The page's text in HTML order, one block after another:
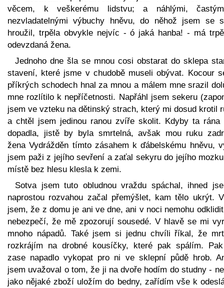
věcem, k veškerému lidstvu; a náhlými,
nezvladatelnými výbuchy hněvu, do něhož jsem se
hroužil, trpěla obvykle nejvíc - ó jaká hanba! - má
odevzdaná žena.
Jednoho dne šla se mnou cosi obstarat do sklepa
stavení, které jsme v chudobě museli obývat. Kocour
příkrých schodech hnal za mnou a málem mne srazil
mne rozlítilo k nepříčetnosti. Napřáhl jsem sekeru
jsem ve vzteku na dětinský strach, který mi dosud krotil
a chtěl jsem jedinou ranou zvíře skolit. Kdyby ta rána
dopadla, jistě by byla smrtelná, avšak mou ruku
žena Vydrážděn tímto zásahem k ďábelskému hněvu,
jsem paži z jejího sevření a zaťal sekyru do jejího
místě bez hlesu klesla k zemi.
Sotva jsem tuto obludnou vraždu spáchal, ihned
naprostou rozvahou začal přemýšlet, kam tělo ukrýt.
jsem, že z domu je ani ve dne, ani v noci nemohu
nebezpečí, že mě zpozorují sousedé. V hlavě se mi
mnoho nápadů. Také jsem si jednu chvíli říkal, že
rozkrájím na drobné kousíčky, které pak spálím.
zase napadlo vykopat pro ni ve sklepní půdě hrob.
jsem uvažoval o tom, že ji na dvoře hodím do studny -
jako nějaké zboží uložím do bedny, zařídím vše k